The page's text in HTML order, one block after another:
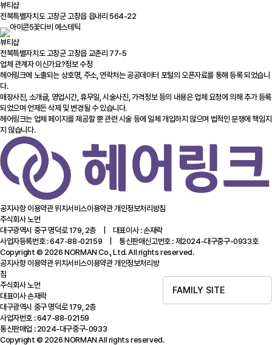
뷰티샵
전북특별자치도 고창군 고창읍 읍내리 564-22
꽃다비 에스테틱
뷰티샵
전북특별자치도 고창군 고창읍 교촌리 77-5
업체 관계자 이신가요?정보 수정
헤어링크에 노출되는 상호명, 주소, 연락처는 공공데이터 포털의 오픈자료를 통해 등록 되었습니
다.
매장사진, 소개글, 영업시간, 휴무일, 시술사진, 가격정보 등의 내용은 업체 요청에 의해 추가 등록
되었으며 언제든 삭제 및 변경될 수 있습니다.
헤어링크는 업체 페이지를 제공할 뿐 관련 시술 등에 일체 개입하지 않으며 법적인 분쟁에 책임지
지 않습니다.
공지사항이용약관위치서비스이용약관개인정보처리방침
주식회사 노먼
대구광역시 중구 명덕로 179, 2층 | 대표이사 : 손재락
사업자등록번호 : 647-88-02159 | 통신판매신고번호 : 제2024-대구중구-0933호
Copyright © 2026 NORMAN Co., Ltd. All rights reserved.
FAMILY SITE
공지사항이용약관위치서비스이용약관개인정보처리방
침
주식회사 노먼
대표이사 손재락
대구광역시 중구 명덕로 179, 2층
사업자번호 : 647-88-02159
통신판매업 : 2024-대구중구-0933
Copyright © 2026 NORMAN All rights reserved.